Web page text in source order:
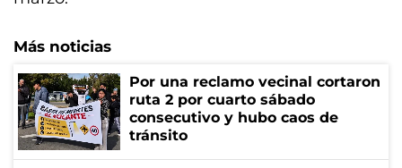
Más noticias
Por una reclamo vecinal cortaron
ruta 2 por cuarto sábado
consecutivo y hubo caos de
tránsito